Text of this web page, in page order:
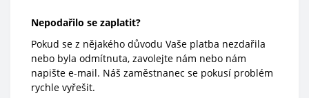
Nepodařilo se zaplatit?
Pokud se z nějakého důvodu Vaše platba nezdařila
nebo byla odmítnuta, zavolejte nám nebo nám
napište e-mail. Náš zaměstnanec se pokusí problém
rychle vyřešit.